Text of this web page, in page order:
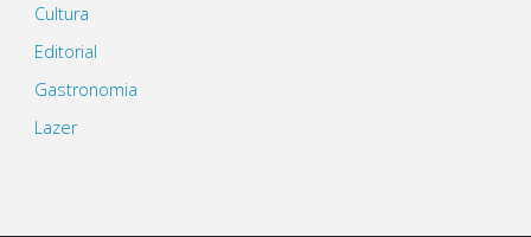
Cultura
Editorial
Gastronomia
Lazer